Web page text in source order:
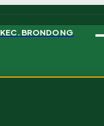
KEC. BRONDONG